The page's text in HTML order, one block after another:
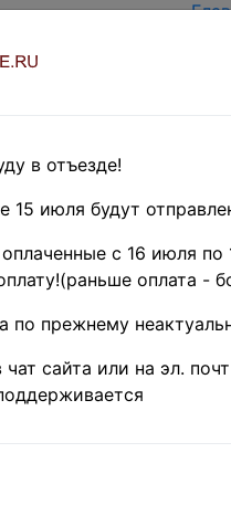
Главная»
»Африка
»
1921-1922
гг.
в отъезде!
15 июля будут
с 16 июля по
оплата -
по прежнему
сайта или на эл.